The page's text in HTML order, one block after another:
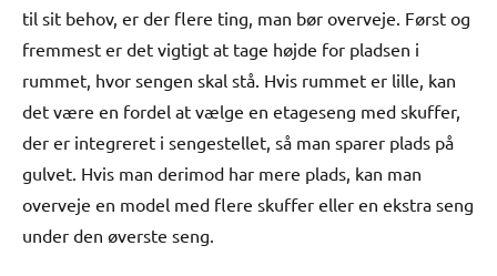
til sit behov, er der flere ting, man bør overveje. Først og
fremmest er det vigtigt at tage højde for pladsen i
rummet, hvor sengen skal stå. Hvis rummet er lille, kan
det være en fordel at vælge en etageseng med skuffer,
der er integreret i sengestellet, så man sparer plads på
gulvet. Hvis man derimod har mere plads, kan man
overveje en model med flere skuffer eller en ekstra seng
under den øverste seng.